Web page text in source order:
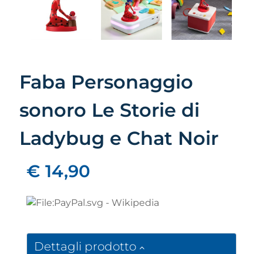
Faba Personaggio
sonoro Le Storie di
Ladybug e Chat Noir
€ 14,90
Dettagli prodotto